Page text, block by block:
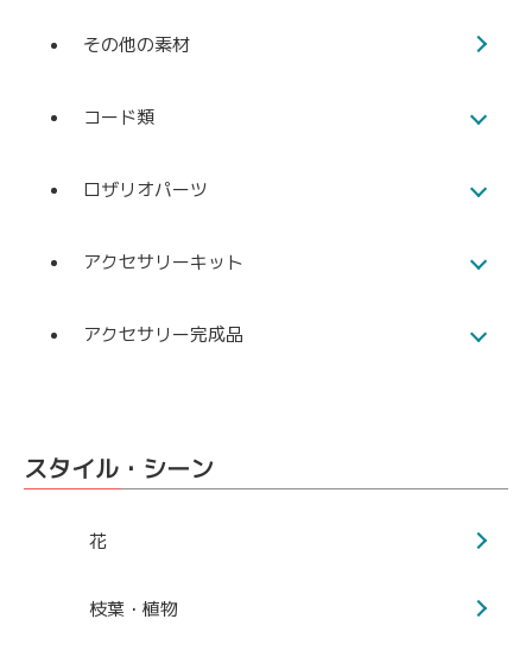
その他の素材
コード類
ロザリオパーツ
アクセサリーキット
アクセサリー完成品
スタイル・シーン
花
枝葉・植物